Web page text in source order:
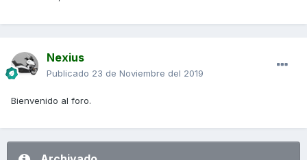
Nexius
Publicado 23 de Noviembre del 2019
Bienvenido al foro.